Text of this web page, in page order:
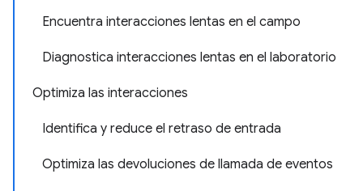
Encuentra interacciones lentas en el campo
Diagnostica interacciones lentas en el laboratorio
Optimiza las interacciones
Identifica y reduce el retraso de entrada
Optimiza las devoluciones de llamada de eventos